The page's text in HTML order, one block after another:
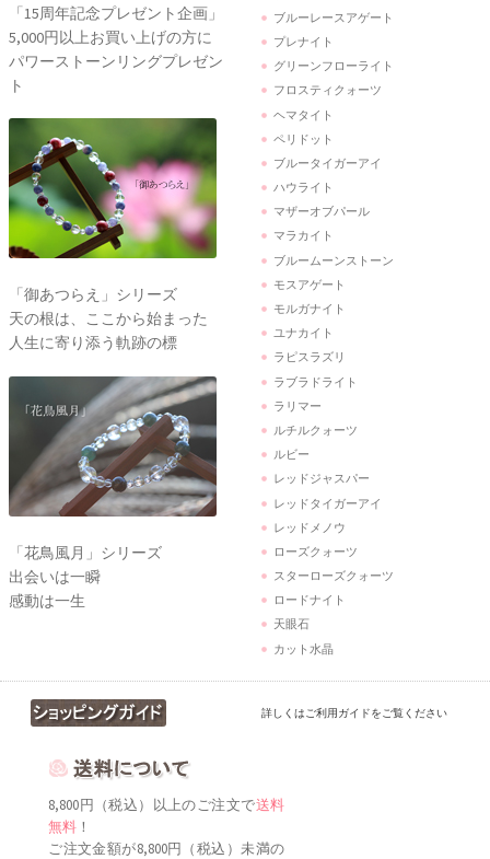
「15周年記念プレゼント企画」
5,000円以上お買い上げの方に
パワーストーンリングプレゼン
ト
「御あつらえ」シリーズ
天の根は、ここから始まった
人生に寄り添う軌跡の標
「花鳥風月」シリーズ
出会いは一瞬
感動は一生
ブルーレースアゲート
プレナイト
グリーンフローライト
フロスティクォーツ
ヘマタイト
ペリドット
ブルータイガーアイ
ハウライト
マザーオブパール
マラカイト
ブルームーンストーン
モスアゲート
モルガナイト
ユナカイト
ラピスラズリ
ラブラドライト
ラリマー
ルチルクォーツ
ルビー
レッドジャスパー
レッドタイガーアイ
レッドメノウ
ローズクォーツ
スターローズクォーツ
ロードナイト
天眼石
カット水晶
詳しくはご利用ガイドをご覧ください
8,800円（税込）以上のご注文で送料
無料 ！
ご注文金額が8,800円（税込）未満の